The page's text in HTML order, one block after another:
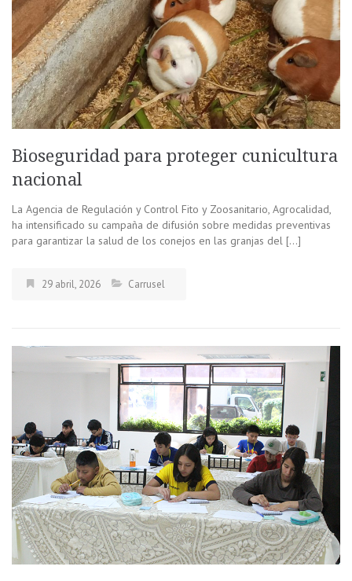
Bioseguridad para proteger cunicultura
nacional
La Agencia de Regulación y Control Fito y Zoosanitario, Agrocalidad,
ha intensificado su campaña de difusión sobre medidas preventivas
para garantizar la salud de los conejos en las granjas del […]
29 abril, 2026 Carrusel